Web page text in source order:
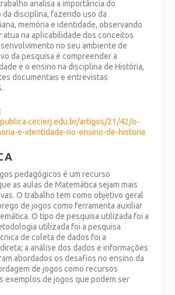
analisa a importância do
disciplina, fazendo uso da
memória e identidade, observando
atua na aplicabilidade dos conceitos
no seu ambiente de
da pesquisa é compreender a
e o ensino na disciplina de História,
documentais e entrevistas
artigos/21/42/o-
e-identidade-no-ensino-de-historia
pedagógicos é um recurso
as aulas de Matemática sejam mais
O trabalho tem como objetivo geral
de jogos como ferramenta auxiliar
O tipo de pesquisa utilizada foi a
utilizada foi a pesquisa
de coleta de dados foi a
a análise dos dados e informações
abordados os desafios no ensino da
de jogos como recursos
exemplos de jogos que podem ser